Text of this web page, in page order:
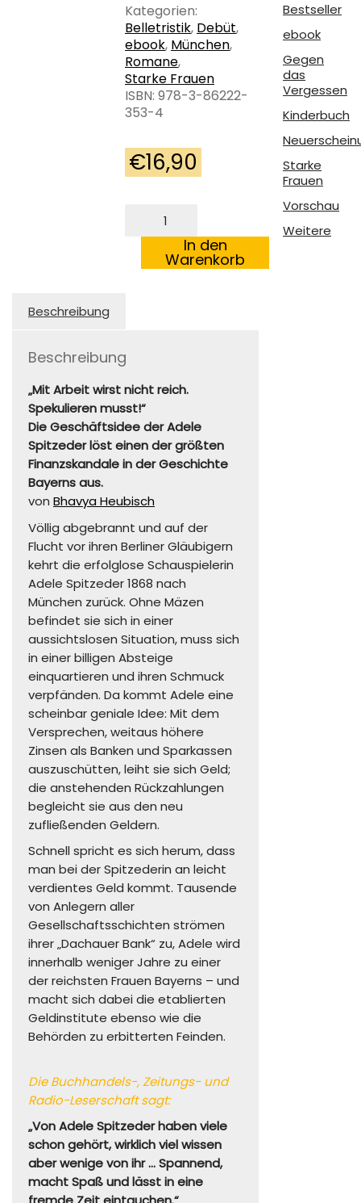
Kategorien:
Belletristik, Debüt,
ebook, München,
Romane,
Starke Frauen
ISBN: 978-3-86222-
353-4
€16,90
Gift
Geldes
In den
Warenkorb
Beschreibung
Beschreibung
„Mit Arbeit wirst nicht reich.
Spekulieren musst!“
Die Geschäftsidee der Adele
Spitzeder löst einen der größten
Finanzskandale in der Geschichte
Bayerns aus.
von Bhavya Heubisch
Völlig abgebrannt und auf der
Flucht vor ihren Berliner Gläubigern
kehrt die erfolglose Schauspielerin
Adele Spitzeder 1868 nach
München zurück. Ohne Mäzen
befindet sie sich in einer
aussichtslosen Situation, muss sich
in einer billigen Absteige
einquartieren und ihren Schmuck
verpfänden. Da kommt Adele eine
scheinbar geniale Idee: Mit dem
Versprechen, weitaus höhere
Zinsen als Banken und Sparkassen
auszuschütten, leiht sie sich Geld;
die anstehenden Rückzahlungen
begleicht sie aus den neu
zufließenden Geldern.
Schnell spricht es sich herum, dass
man bei der Spitzederin an leicht
verdientes Geld kommt. Tausende
von Anlegern aller
Gesellschaftsschichten strömen
ihrer „Dachauer Bank“ zu, Adele wird
innerhalb weniger Jahre zu einer
der reichsten Frauen Bayerns – und
macht sich dabei die etablierten
Geldinstitute ebenso wie die
Behörden zu erbitterten Feinden.
Die Buchhandels-, Zeitungs- und
Radio-Leserschaft sagt:
„Von Adele Spitzeder haben viele
schon gehört, wirklich viel wissen
aber wenige von ihr … Spannend,
macht Spaß und lässt in eine
Bestseller
ebook
Gegen
das
Vergessen
Kinderbuch
Starke
Frauen
Vorschau
Weitere